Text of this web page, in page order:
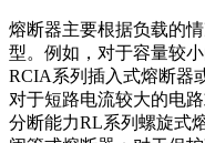
熔断器主要根据负载的
型。例如，对于容量较
RCIA系列插入式熔断器
对于短路电流较大的电
分断能力RL系列螺旋式